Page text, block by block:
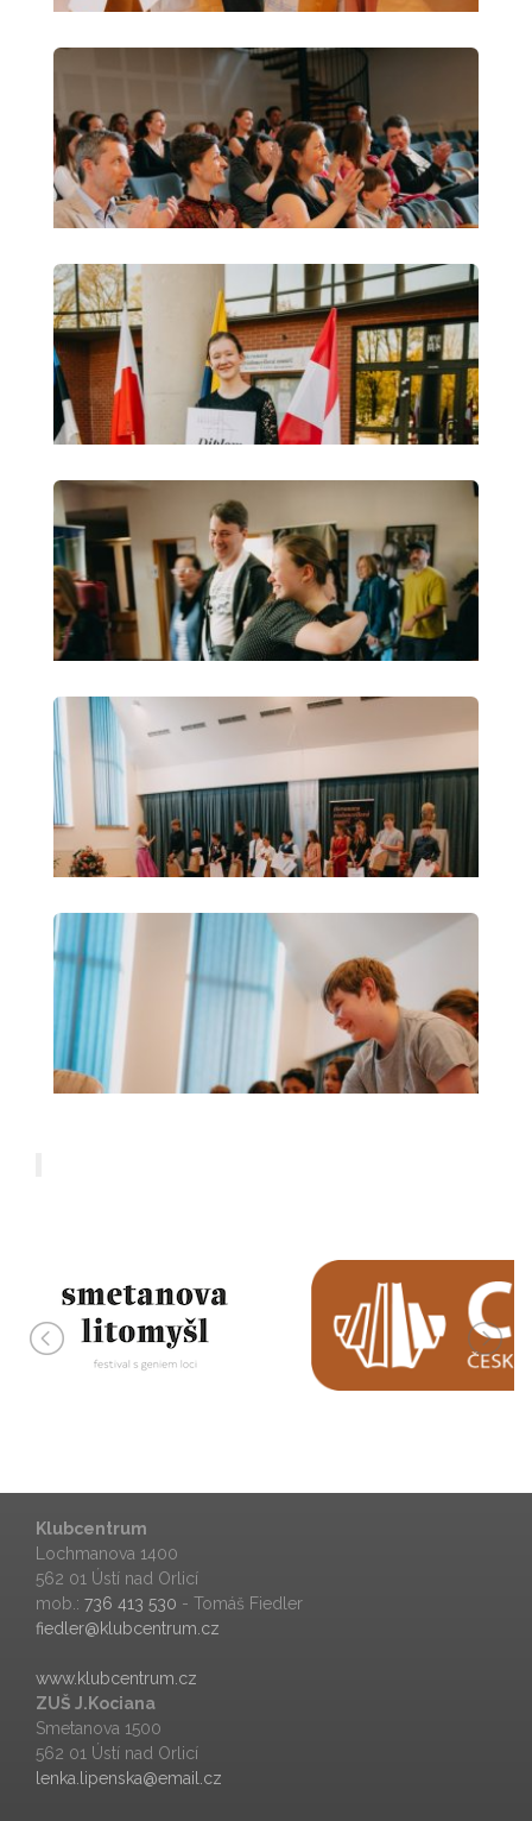
Klubcentrum
Lochmanova 1400
562 01 Ústí nad Orlicí
mob.: 736 413 530 - Tomáš Fiedler
fiedler@klubcentrum.cz
www.klubcentrum.cz
ZUŠ J.Kociana
Smetanova 1500
562 01 Ústí nad Orlicí
lenka.lipenska@email.cz